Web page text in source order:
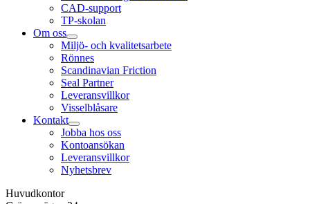
CAD-support
TP-skolan
Om oss
Miljö- och kvalitetsarbete
Rönnes
Scandinavian Friction
Seal Partner
Leveransvillkor
Visselblåsare
Kontakt
Jobba hos oss
Kontoansökan
Leveransvillkor
Nyhetsbrev
Huvudkontor